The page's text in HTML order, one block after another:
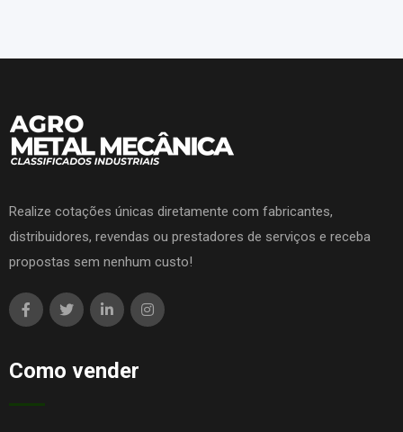
Realize cotações únicas diretamente com fabricantes,
distribuidores, revendas ou prestadores de serviços e receba
propostas sem nenhum custo!
Como vender